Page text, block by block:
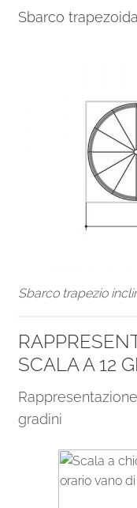
Sbarco
Sbarco trapezio
SCALA A 12
gradini